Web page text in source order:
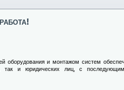
оборудования и монтажом систем
и юридических лиц, с последующим